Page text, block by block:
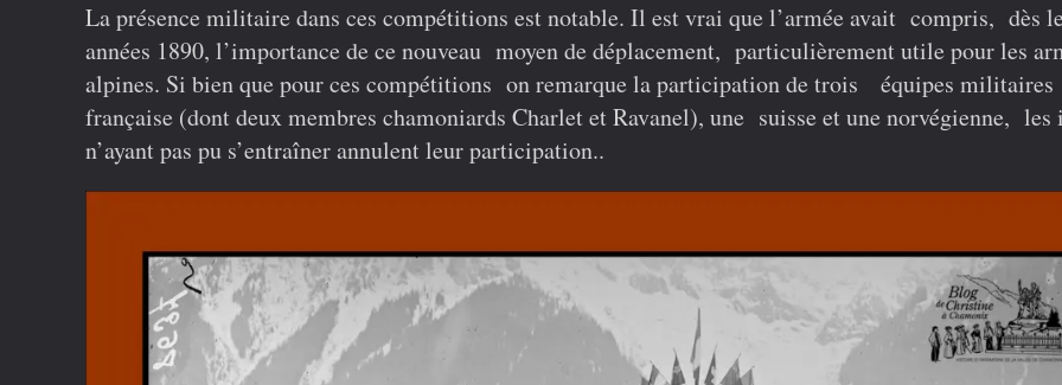
La présence militaire dans ces compétitions est notable. Il est vrai que l’armée avait compris, dès
années 1890, l’importance de ce nouveau moyen de déplacement, particulièrement utile pour les
alpines. Si bien que pour ces compétitions on remarque la participation de trois équipes militaires
française (dont deux membres chamoniards Charlet et Ravanel), une suisse et une norvégienne, les
n’ayant pas pu s’entraîner annulent leur participation..